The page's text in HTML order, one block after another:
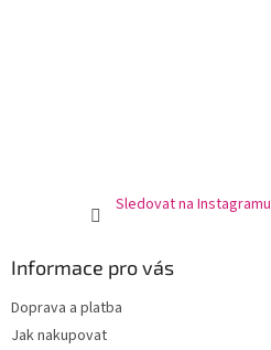
Sledovat na Instagramu
Informace pro vás
Doprava a platba
Jak nakupovat